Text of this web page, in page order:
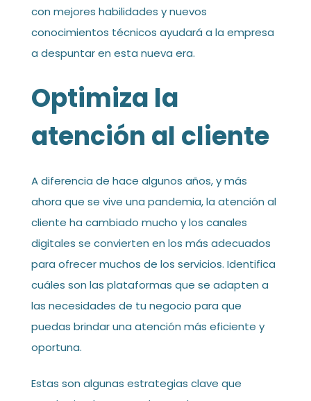
con mejores habilidades y nuevos
conocimientos técnicos ayudará a la empresa
a despuntar en esta nueva era.
Optimiza la
atención al cliente
A diferencia de hace algunos años, y más
ahora que se vive una pandemia, la atención al
cliente ha cambiado mucho y los canales
digitales se convierten en los más adecuados
para ofrecer muchos de los servicios. Identifica
cuáles son las plataformas que se adapten a
las necesidades de tu negocio para que
puedas brindar una atención más eficiente y
oportuna.
Estas son algunas estrategias clave que